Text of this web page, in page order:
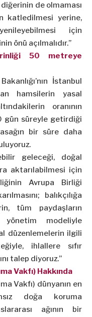
de olmaması
katledilmesi yerine,
için
önü açılmalıdır.”
50 metreye
İstanbul
hamsilerin yasal
oranının
gün süreyle getirdiği
bir süre daha
geleceği, doğal
aktarılabilmesi için
Avrupa Birliği
balıkçılığa
tüm paydaşların
yönetim modeliyle
düzenlemelerin ilgili
ihlallere sıfır
talep diyoruz.”
Vakfı) Hakkında
Vakfı) dünyanın en
doğa koruma
ağının bir